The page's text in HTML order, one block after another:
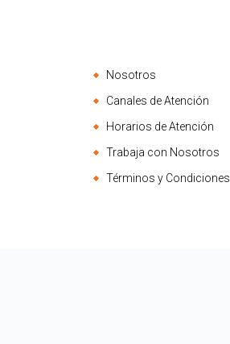
Nosotros
Canales de Atención
Horarios de Atención
Trabaja con Nosotros
Términos y Condiciones